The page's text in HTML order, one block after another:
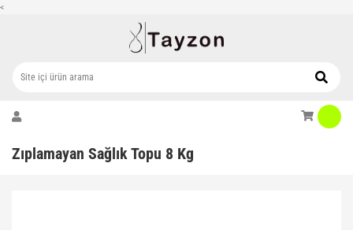
<
Zıplamayan Sağlık Topu 8 Kg